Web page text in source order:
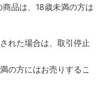
品は、18歳未満の方は
れた場合は、取引停止
の方にはお売りするこ